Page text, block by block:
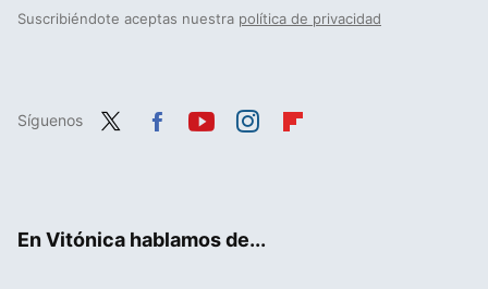
Suscribiéndote aceptas nuestra política de privacidad
Síguenos
En Vitónica hablamos de...